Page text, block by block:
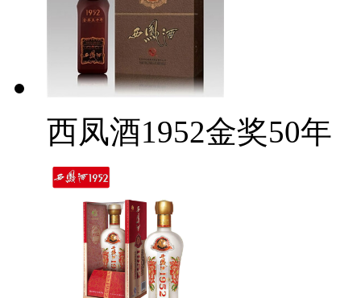
西凤酒1952金奖50年